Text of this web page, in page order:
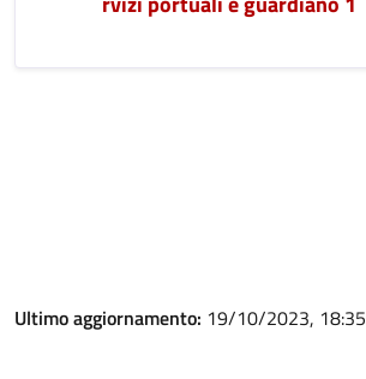
Ultimo aggiornamento: 19/10/2023, 18:35